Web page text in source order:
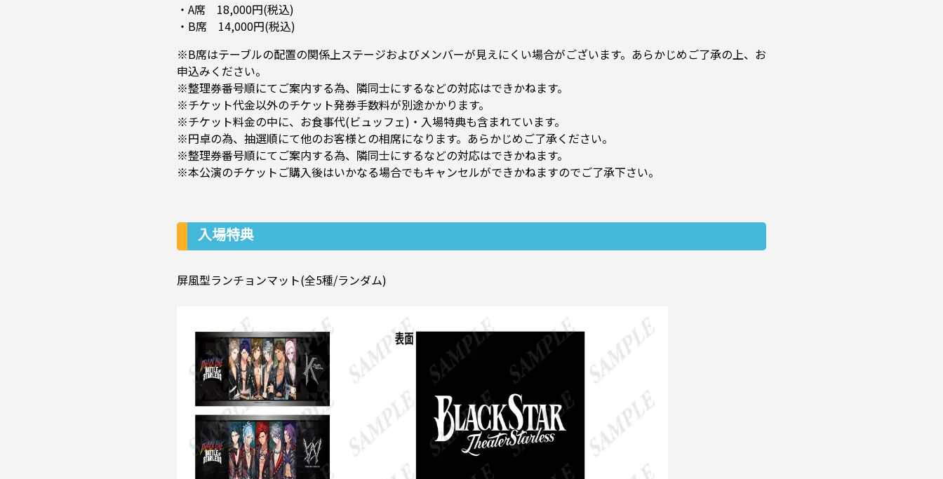
・A席 18,000円(税込)
・B席 14,000円(税込)
※B席はテーブルの配置の関係上ステージおよびメンバーが見えにくい場合がございます。あらかじめご了承の上、お
申込みください。
※整理券番号順にてご案内する為、隣同士にするなどの対応はできかねます。
※チケット代金以外のチケット発券手数料が別途かかります。
※チケット料金の中に、お食事代(ビュッフェ)・入場特典も含まれています。
※円卓の為、抽選順にて他のお客様との相席になります。あらかじめご了承ください。
※整理券番号順にてご案内する為、隣同士にするなどの対応はできかねます。
※本公演のチケットご購入後はいかなる場合でもキャンセルができかねますのでご了承下さい。
入場特典
屏風型ランチョンマット(全5種/ランダム)